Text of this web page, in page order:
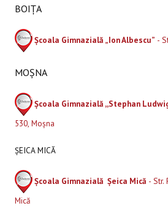
BOIȚA
Școala Gimnazială „Ion Albescu” -
MOȘNA
Școala Gimnazială ,,Stephan
530, Moșna
ȘEICA MICĂ
Școala Gimnazială Șeica Mică - Str.
Mică